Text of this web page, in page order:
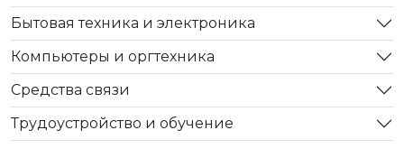
Бытовая техника и электроника
Компьютеры и оргтехника
Средства связи
Трудоустройство и обучение